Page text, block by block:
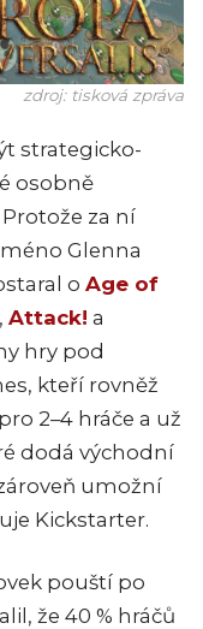
zdroj: tisková zpráva
strategicko-
osobně
za ní
Glenna
o Age of
, Attack! a
hry pod
kteří rovněž
2–4 hráče a už
dodá východní
umožní
Kickstarter.
pouští po
že 40 % hráčů